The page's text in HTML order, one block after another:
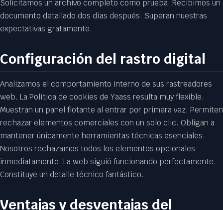
Solicitamos un archivo completo como prueba. Recibimos un
documento detallado dos días después. Superan nuestras
expectativas gratamente.
Configuración del rastro digital
Analizamos el comportamiento interno de sus rastreadores
web. La Política de cookies de Yaass resulta muy flexible.
Muestran un panel flotante al entrar por primera vez. Permiten
rechazar elementos comerciales con un solo clic. Obligan a
mantener únicamente herramientas técnicas esenciales.
Nosotros rechazamos todos los elementos opcionales
inmediatamente. La web siguió funcionando perfectamente.
Constituye un detalle técnico fantástico.
Ventajas y desventajas del